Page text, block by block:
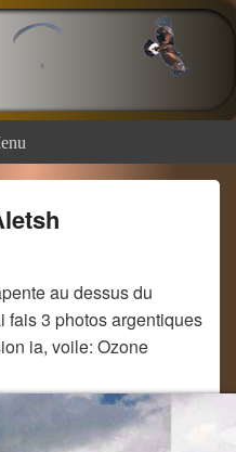
au dessus du
fais 3 photos argentiques
ia, voile: Ozone